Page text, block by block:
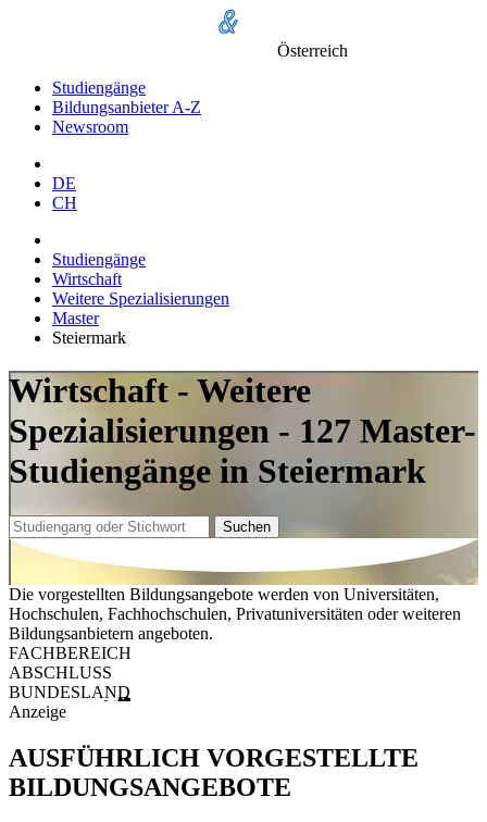
Österreich
Studiengänge
Bildungsanbieter A-Z
Newsroom
DE
CH
Studiengänge
Wirtschaft
Weitere Spezialisierungen
Master
Steiermark
Wirtschaft - Weitere
Spezialisierungen - 127 Master-
Studiengänge in Steiermark
Suchen
Die vorgestellten Bildungsangebote werden von Universitäten,
Hochschulen, Fachhochschulen, Privatuniversitäten oder weiteren
Bildungsanbietern angeboten.
FACHBEREICH
ABSCHLUSS
BUNDESLAND
Anzeige
AUSFÜHRLICH VORGESTELLTE
BILDUNGSANGEBOTE